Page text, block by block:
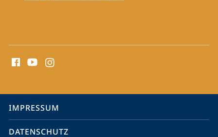
Media
Service-
Navigation
IMPRESSUM
DATENSCHUTZ